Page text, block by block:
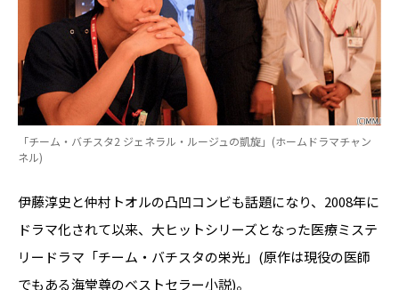
「チーム・バチスタ2 ジェネラル・ルージュの凱旋」(ホームドラマチャン
ネル)
伊藤淳史と仲村トオルの凸凹コンビも話題になり、2008年に
ドラマ化されて以来、大ヒットシリーズとなった医療ミステ
リードラマ「チーム・バチスタの栄光」(原作は現役の医師
でもある海堂尊のベストセラー小説)。